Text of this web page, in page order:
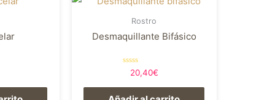
Rostro
Desmaquillante Bifásico
Valorado
0
20,40€